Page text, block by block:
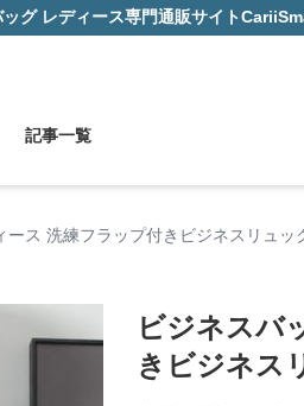
グ レディース専門通販サイト
記事一覧
ース 洗練フラップ付きビジネスリュッ
ビジネスバ
きビジネス